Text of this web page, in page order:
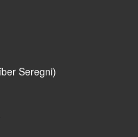
Seregni)